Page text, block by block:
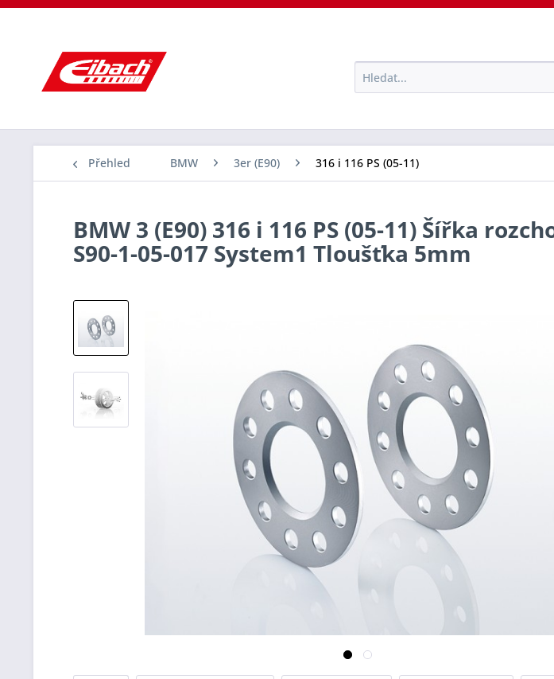
Přehled BMW 3er (E90) 316 i 116 PS (05-11)
BMW 3 (E90) 316 i 116 PS (05-11) Šířka
S90-1-05-017 System1 Tloušťka 5mm